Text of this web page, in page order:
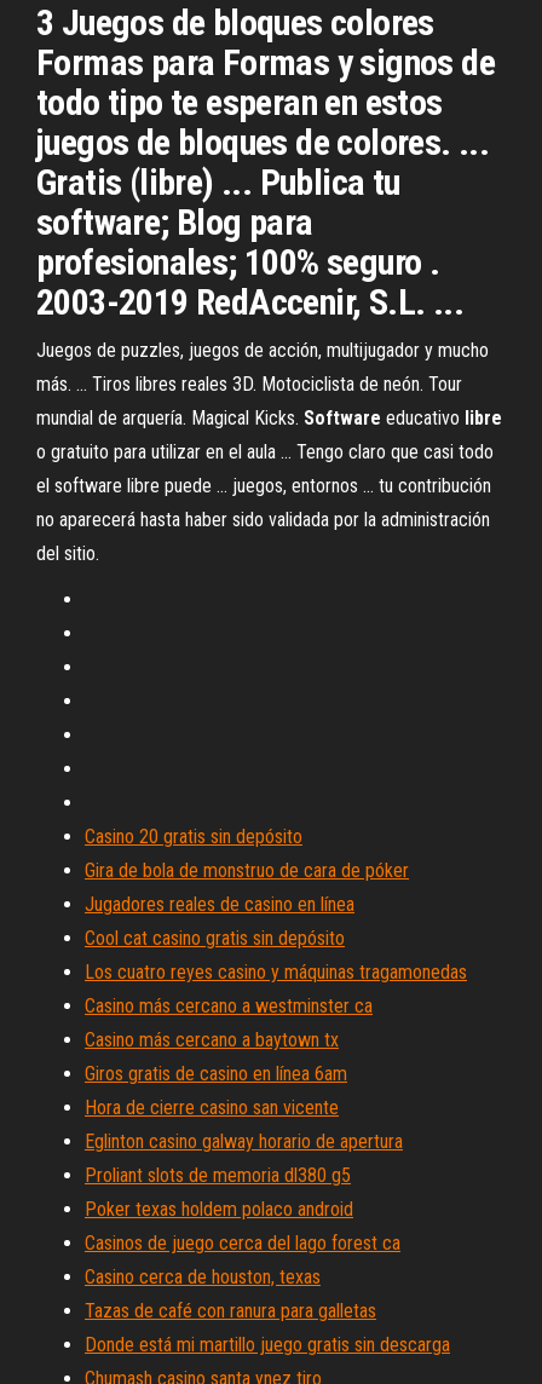
3 Juegos de bloques colores
Formas para Formas y signos de
todo tipo te esperan en estos
juegos de bloques de colores. ...
Gratis (libre) ... Publica tu
software; Blog para
profesionales; 100% seguro .
2003-2019 RedAccenir, S.L. ...
Juegos de puzzles, juegos de acción, multijugador y mucho
más. ... Tiros libres reales 3D. Motociclista de neón. Tour
mundial de arquería. Magical Kicks. Software educativo libre
o gratuito para utilizar en el aula ... Tengo claro que casi todo
el software libre puede ... juegos, entornos ... tu contribución
no aparecerá hasta haber sido validada por la administración
del sitio.
Casino 20 gratis sin depósito
Gira de bola de monstruo de cara de póker
Jugadores reales de casino en línea
Cool cat casino gratis sin depósito
Los cuatro reyes casino y máquinas tragamonedas
Casino más cercano a westminster ca
Casino más cercano a baytown tx
Giros gratis de casino en línea 6am
Hora de cierre casino san vicente
Eglinton casino galway horario de apertura
Proliant slots de memoria dl380 g5
Poker texas holdem polaco android
Casinos de juego cerca del lago forest ca
Casino cerca de houston, texas
Tazas de café con ranura para galletas
Donde está mi martillo juego gratis sin descarga
Chumash casino santa ynez tiro